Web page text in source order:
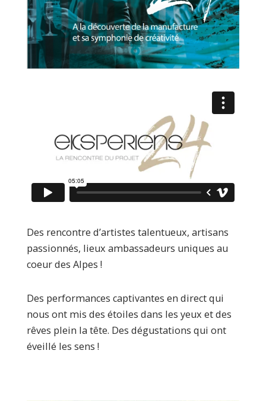
Des rencontre d’artistes talentueux, artisans
passionnés, lieux ambassadeurs uniques au
coeur des Alpes !
Des performances captivantes en direct qui
nous ont mis des étoiles dans les yeux et des
rêves plein la tête. Des dégustations qui ont
éveillé les sens !